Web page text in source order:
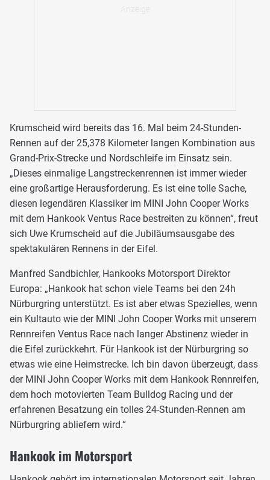
Krumscheid wird bereits das 16. Mal beim 24-Stunden-
Rennen auf der 25,378 Kilometer langen Kombination aus
Grand-Prix-Strecke und Nordschleife im Einsatz sein.
„Dieses einmalige Langstreckenrennen ist immer wieder
eine großartige Herausforderung. Es ist eine tolle Sache,
diesen legendären Klassiker im MINI John Cooper Works
mit dem Hankook Ventus Race bestreiten zu können“, freut
sich Uwe Krumscheid auf die Jubiläumsausgabe des
spektakulären Rennens in der Eifel.
Manfred Sandbichler, Hankooks Motorsport Direktor
Europa: „Hankook hat schon viele Teams bei den 24h
Nürburgring unterstützt. Es ist aber etwas Spezielles, wenn
ein Kultauto wie der MINI John Cooper Works mit unserem
Rennreifen Ventus Race nach langer Abstinenz wieder in
die Eifel zurückkehrt. Für Hankook ist der Nürburgring so
etwas wie eine Heimstrecke. Ich bin davon überzeugt, dass
der MINI John Cooper Works mit dem Hankook Rennreifen,
dem hoch motovierten Team Bulldog Racing und der
erfahrenen Besatzung ein tolles 24-Stunden-Rennen am
Nürburgring abliefern wird.“
Hankook im Motorsport